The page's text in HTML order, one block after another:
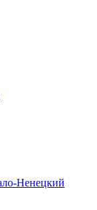
Ненецкий